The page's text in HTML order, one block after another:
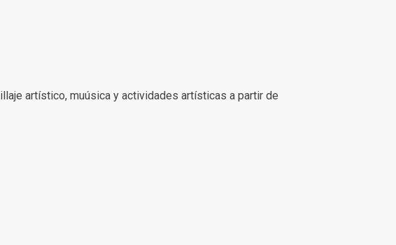
artístico, muúsica y actividades artísticas a partir de